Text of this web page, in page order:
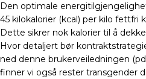
Den optimale
45 kilokalorier (kcal) per kilo fettfri
Dette sikrer nok kalorier til å
Hvor detaljert bør
ned denne brukerveiledningen
finner vi også rester transgender